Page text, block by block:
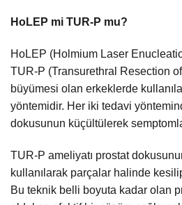
HoLEP mi TUR-P mu?
HoLEP (Holmium Laser
TUR-P (Transurethral Resection
büyümesi olan erkeklerde
yöntemidir. Her iki tedavi
dokusunun küçültülerek
TUR-P ameliyatı prostat
kullanılarak parçalar halinde
Bu teknik belli boyuta kadar olan